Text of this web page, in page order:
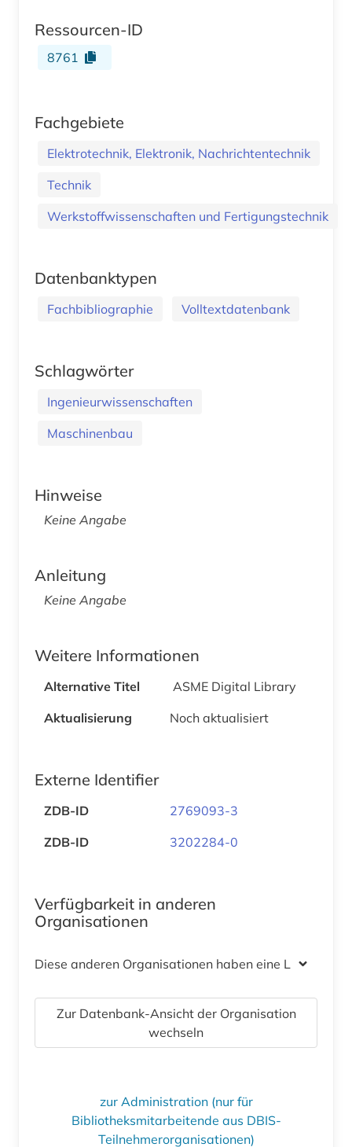
Ressourcen-ID
8761
Fachgebiete
Elektrotechnik, Elektronik, Nachrichtentechnik
Technik
Werkstoffwissenschaften und Fertigungstechnik
Datenbanktypen
Fachbibliographie Volltextdatenbank
Schlagwörter
Ingenieurwissenschaften
Maschinenbau
Hinweise
Keine Angabe
Anleitung
Keine Angabe
Weitere Informationen
Alternative Titel
ASME Digital Library
Aktualisierung
Noch aktualisiert
Externe Identifier
ZDB-ID
2769093-3
ZDB-ID
3202284-0
Verfügbarkeit in anderen
Organisationen
Diese anderen Organisationen haben eine Lizenz
Zur Datenbank-Ansicht der Organisation
wechseln
zur Administration (nur für
Bibliotheksmitarbeitende aus DBIS-
Teilnehmerorganisationen)